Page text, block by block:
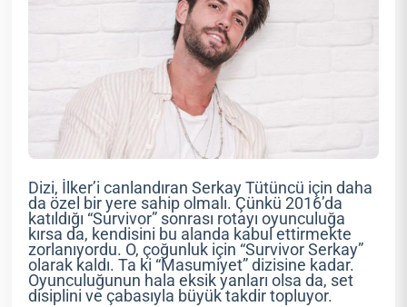
Dizi, İlker’i canlandıran Serkay Tütüncü için daha
da özel bir yere sahip olmalı. Çünkü 2016’da
katıldığı “Survivor” sonrası rotayı oyunculuğa
kırsa da, kendisini bu alanda kabul ettirmekte
zorlanıyordu. O, çoğunluk için “Survivor Serkay”
olarak kaldı. Ta ki “Masumiyet” dizisine kadar.
Oyunculuğunun hala eksik yanları olsa da, set
disiplini ve çabasıyla büyük takdir topluyor.